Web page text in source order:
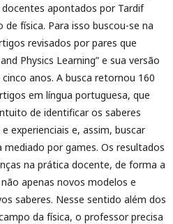
apontados por Tardif
física. Para isso buscou-se na
revisados por pares que
Physics Learning” e sua versão
anos. A busca retornou 160
em língua portuguesa, que
de identificar os saberes
experienciais e, assim, buscar
por games. Os resultados
na prática docente, de forma a
apenas novos modelos e
saberes. Nesse sentido além dos
da física, o professor precisa